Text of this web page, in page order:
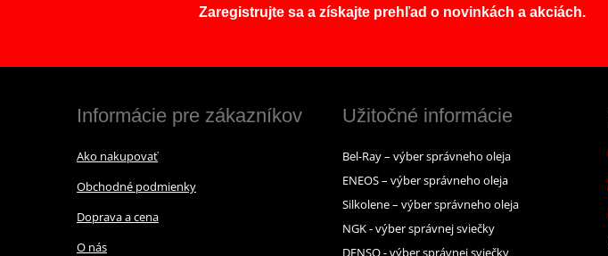
Zaregistrujte sa a získajte prehľad o novinkách a akciách.
Informácie pre zákazníkov
Ako nakupovať
Obchodné podmienky
Doprava a cena
O nás
Užitočné informácie
Bel-Ray – výber správneho oleja
ENEOS – výber správneho oleja
Silkolene – výber správneho oleja
NGK - výber správnej sviečky
DENSO - výber správnej sviečky